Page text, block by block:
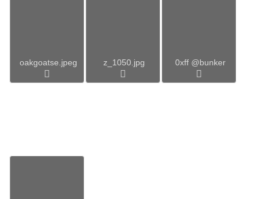
oakgoatse.jpeg z_1050.jpg 0xff @bunker